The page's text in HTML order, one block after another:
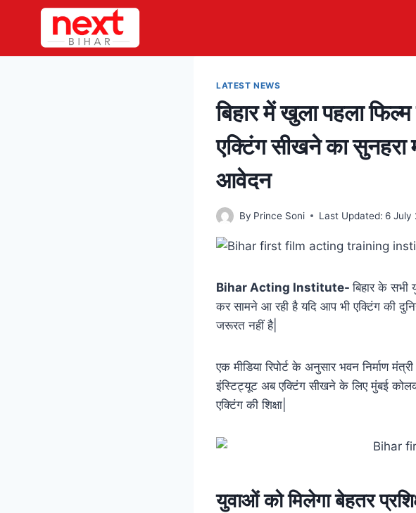
content
LATEST NEWS
बिहार में खुला पहला
एक्टिंग सीखने का
आवेदन
By Prince Soni Last Updated: 6 July
Bihar Acting Institute-बिहार के
कर सामने आ रही है यदि आप भी एक्टिंग की
जरूरत नहीं है|
एक मीडिया रिपोर्ट के अनुसार भवन निर्माण
इंस्टिट्यूट अब एक्टिंग सीखने के लिए मुंबई
एक्टिंग की शिक्षा|
युवाओं को मिलेगा बेहतर